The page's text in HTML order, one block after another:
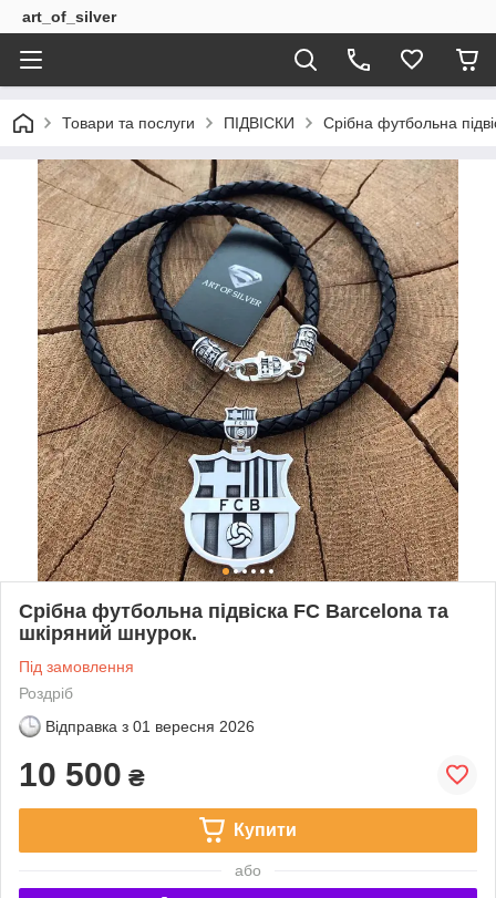
art_of_silver
Товари та послуги ПІДВІСКИ Срібна футбольна
Срібна футбольна підвіска FC Barcelona та
шкіряний шнурок.
Під замовлення
Роздріб
Відправка з 01 вересня 2026
10 500 ₴
Купити
або